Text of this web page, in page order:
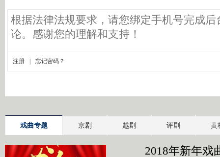
戏曲专题 京剧 越剧 评剧 黄
2018年新年戏